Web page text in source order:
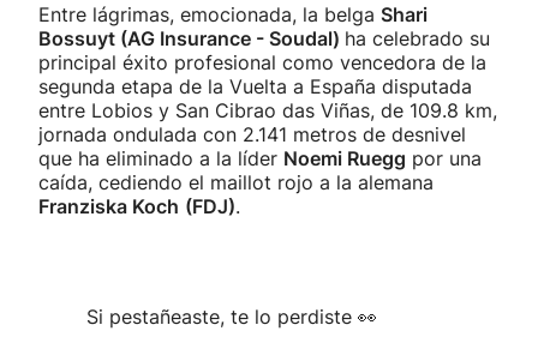
Entre lágrimas, emocionada, la belga Shari
Bossuyt (AG Insurance - Soudal) ha celebrado su
principal éxito profesional como vencedora de la
segunda etapa de la Vuelta a España disputada
entre Lobios y San Cibrao das Viñas, de 109.8 km,
jornada ondulada con 2.141 metros de desnivel
que ha eliminado a la líder Noemi Ruegg por una
caída, cediendo el maillot rojo a la alemana
Franziska Koch (FDJ).
Si pestañeaste, te lo perdiste 👀